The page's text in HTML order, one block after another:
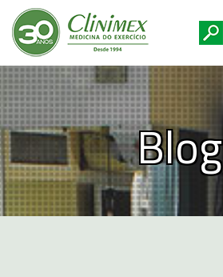
Digite abaixo:
Blog